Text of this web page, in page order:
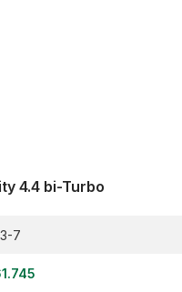
4.4 bi-Turbo
7